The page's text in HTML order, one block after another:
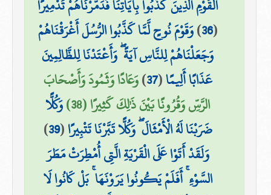
الْقَوْمِ الَّذِينَ كَذَّبُوا بِآيَاتِنَا فَدَمَّرْنَاهُمْ تَدْمِيرًا
(
36
)وَقَوْمَ نُوحٍ لَّمَّا كَذَّبُوا الرُّسُلَ أَغْرَقْنَاهُمْ
وَجَعَلْنَاهُمْ لِلنَّاسِ آيَةً ۖ وَأَعْتَدْنَا لِلظَّالِمِينَ
عَذَابًا أَلِيمًا(
37
)وَعَادًا وَثَمُودَ وَأَصْحَابَ
الرَّسِّ وَقُرُونًا بَيْنَ ذَٰلِكَ كَثِيرًا (38)
وَكُلًّا
ضَرَبْنَا لَهُ الْأَمْثَالَ ۖ وَكُلًّا تَبَّرْنَا تَتْبِيرًا(
39
)
وَلَقَدْ أَتَوْا عَلَى الْقَرْيَةِ الَّتِي أُمْطِرَتْ مَطَرَ
السَّوْءِ ۚ أَفَلَمْ يَكُونُوا يَرَوْنَهَا ۚ بَلْ كَانُوا لَا